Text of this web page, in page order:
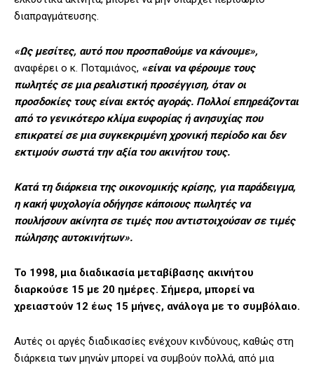
διαπραγμάτευσης.
«Ως μεσίτες, αυτό που προσπαθούμε να κάνουμε»,
αναφέρει ο κ. Ποταμιάνος, «είναι να φέρουμε τους
πωλητές σε μια ρεαλιστική προσέγγιση, όταν οι
προσδοκίες τους είναι εκτός αγοράς. Πολλοί επηρεάζονται
από το γενικότερο κλίμα ευφορίας ή ανησυχίας που
επικρατεί σε μια συγκεκριμένη χρονική περίοδο και δεν
εκτιμούν σωστά την αξία του ακινήτου τους.
Κατά τη διάρκεια της οικονομικής κρίσης, για παράδειγμα,
η κακή ψυχολογία οδήγησε κάποιους πωλητές να
πουλήσουν ακίνητα σε τιμές που αντιστοιχούσαν σε τιμές
πώλησης αυτοκινήτων».
Το 1998, μια διαδικασία μεταβίβασης ακινήτου
διαρκούσε 15 με 20 ημέρες. Σήμερα, μπορεί να
χρειαστούν 12 έως 15 μήνες, ανάλογα με το συμβόλαιο.
Αυτές οι αργές διαδικασίες ενέχουν κινδύνους, καθώς στη
διάρκεια των μηνών μπορεί να συμβούν πολλά, από μια